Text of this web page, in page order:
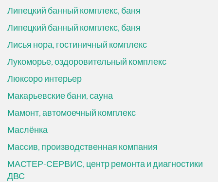
Липецкий банный комплекс, баня
Липецкий банный комплекс, баня
Лисья нора, гостиничный комплекс
Лукоморье, оздоровительный комплекс
Люксоро интерьер
Макарьевские бани, сауна
Мамонт, автомоечный комплекс
Маслёнка
Массив, производственная компания
МАСТЕР-СЕРВИС, центр ремонта и диагностики
ДВС